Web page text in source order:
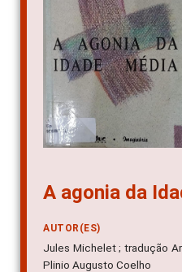
A agonia da
AUTOR(ES)
Jules Michelet ; tradução
Plinio Augusto Coelho